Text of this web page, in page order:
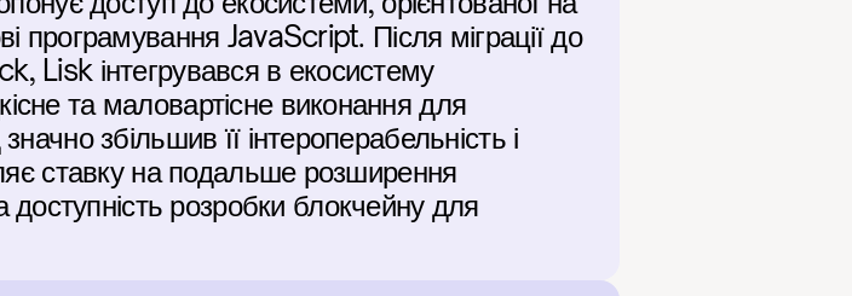
програмування JavaScript. Після міграції до
Lisk інтегрувався в екосистему
та маловартісне виконання для
збільшив її інтероперабельність і
ставку на подальше розширення
розробки блокчейну для